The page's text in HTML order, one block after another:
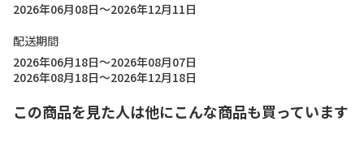
2026年06月08日～2026年12月11日
配送期間
2026年06月18日～2026年08月07日
2026年08月18日～2026年12月18日
この商品を見た人は他にこんな商品も買っています